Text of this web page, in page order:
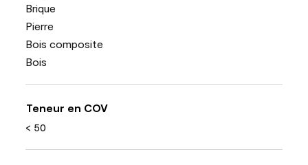
Brique
Pierre
Bois composite
Bois
Teneur en COV
< 50